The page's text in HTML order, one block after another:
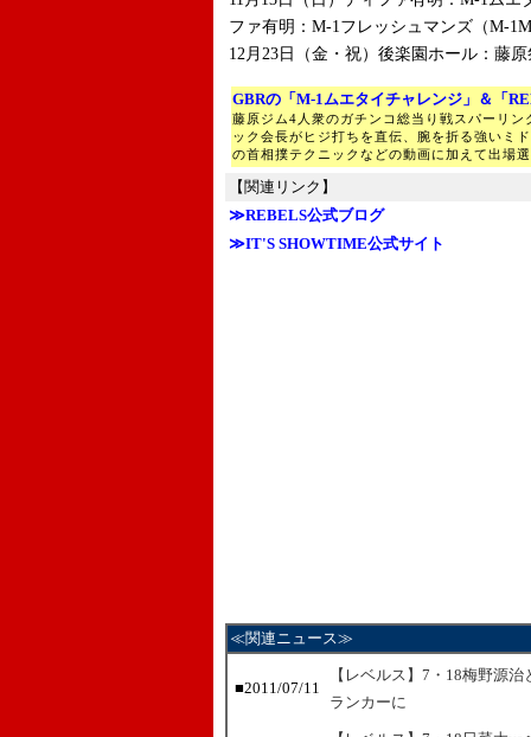
ファ有明：M-1フレッシュマンズ（M-
12月23日（金・祝）後楽園ホール：藤
GBRの「M-1ムエタイチャレンジ」＆「
藤原ジム4人衆のガチンコ総当り戦スパーリ
ック会長がヒジ打ちを直伝、腕を折る強いミ
の首相撲テクニックなどの動画に加えて出場
【関連リンク】
≫REBELS公式ブログ
≫IT'S SHOWTIME公式サイト
≪関連ニュース≫
■2011/07/11
【レベルス】7・18梅野源
ランカーに